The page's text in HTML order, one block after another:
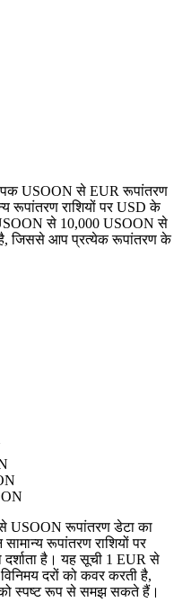
USOON से EUR रूपांतरण
रूपांतरण राशियों पर USD के
से 10,000 USOON से
है, जिससे आप प्रत्येक रूपांतरण के
USOON रूपांतरण डेटा का
सामान्य रूपांतरण राशियों पर
है। यह सूची 1 EUR से
दरों को कवर करती है,
स्पष्ट रूप से समझ सकते हैं।